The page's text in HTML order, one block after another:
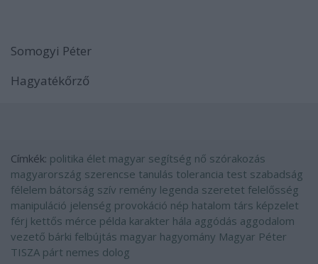
Somogyi Péter
Hagyatékőrző
Címkék: politika élet magyar segítség nő szórakozás
magyarország szerencse tanulás tolerancia test szabadság
félelem bátorság szív remény legenda szeretet felelősség
manipuláció jelenség provokáció nép hatalom társ képzelet
férj kettős mérce példa karakter hála aggódás aggodalom
vezető bárki felbújtás magyar hagyomány Magyar Péter
TISZA párt nemes dolog